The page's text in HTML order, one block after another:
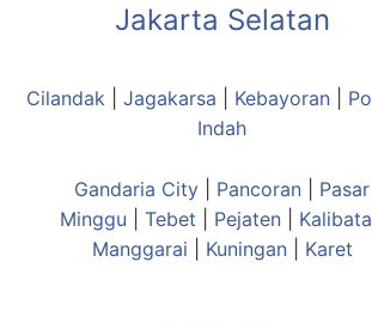
Jakarta Selatan
Cilandak Jagakarsa Kebayoran
Indah
Gandaria City Pancoran
Pasar
Minggu
Tebet Pejaten Kalibata
Manggarai
Kuningan| Karet